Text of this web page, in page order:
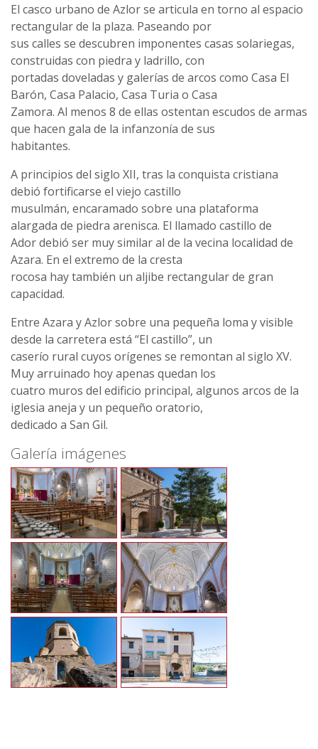
El casco urbano de Azlor se articula en torno al espacio
rectangular de la plaza. Paseando por
sus calles se descubren imponentes casas solariegas,
construidas con piedra y ladrillo, con
portadas doveladas y galerías de arcos como Casa El
Barón, Casa Palacio, Casa Turia o Casa
Zamora. Al menos 8 de ellas ostentan escudos de armas
que hacen gala de la infanzonía de sus
habitantes.
A principios del siglo XII, tras la conquista cristiana
debió fortificarse el viejo castillo
musulmán, encaramado sobre una plataforma
alargada de piedra arenisca. El llamado castillo de
Ador debió ser muy similar al de la vecina localidad de
Azara. En el extremo de la cresta
rocosa hay también un aljibe rectangular de gran
capacidad.
Entre Azara y Azlor sobre una pequeña loma y visible
desde la carretera está “El castillo”, un
caserío rural cuyos orígenes se remontan al siglo XV.
Muy arruinado hoy apenas quedan los
cuatro muros del edificio principal, algunos arcos de la
iglesia aneja y un pequeño oratorio,
dedicado a San Gil.
Galería imágenes